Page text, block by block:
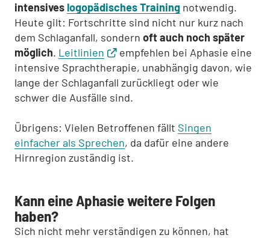
intensives logopädisches Training notwendig.
Heute gilt: Fortschritte sind nicht nur kurz nach
dem Schlaganfall, sondern oft auch noch später
möglich. Leitlinien
empfehlen bei Aphasie eine
intensive Sprachtherapie, unabhängig davon, wie
lange der Schlaganfall zurückliegt oder wie
schwer die Ausfälle sind.
Übrigens: Vielen Betroffenen fällt Singen
einfacher als Sprechen, da dafür eine andere
Hirnregion zuständig ist.
Kann eine Aphasie weitere Folgen
haben?
Sich nicht mehr verständigen zu können, hat